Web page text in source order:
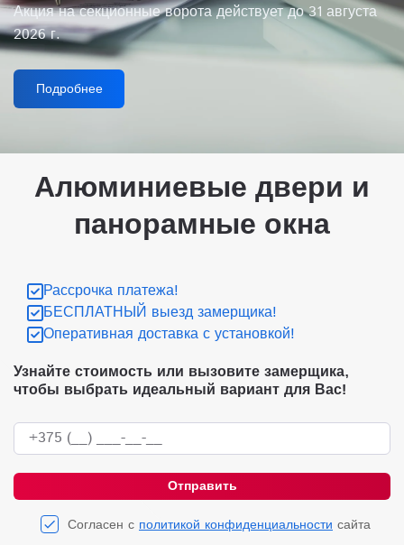
Акция на секционные ворота действует до 31 августа
2026 г.
Подробнее
Алюминиевые двери и
панорамные окна
Рассрочка платежа!
БЕСПЛАТНЫЙ выезд замерщика!
Оперативная доставка с установкой!
Узнайте стоимость или вызовите замерщика,
чтобы выбрать идеальный вариант для Вас!
+375 (__) ___-__-__
Отправить
Согласен с политикой конфиденциальности сайта